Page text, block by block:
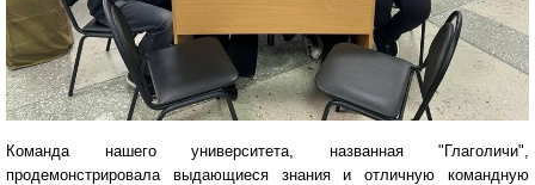
Команда нашего университета, названная "Глаголичи",
продемонстрировала выдающиеся знания и отличную командную